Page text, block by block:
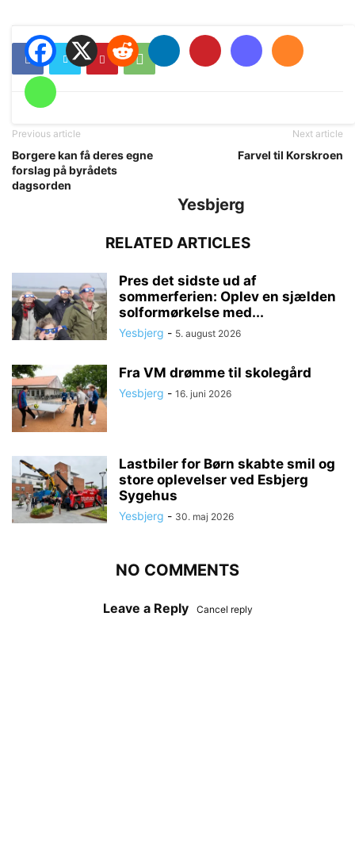
Previous article
Borgere kan få deres egne
forslag på byrådets
dagsorden
Next article
Farvel til Korskroen
Yesbjerg
RELATED ARTICLES
Pres det sidste ud af
sommerferien: Oplev en sjælden
solformørkelse med...
Yesbjerg - 5. august 2026
Fra VM drømme til skolegård
Yesbjerg - 16. juni 2026
Lastbiler for Børn skabte smil og
store oplevelser ved Esbjerg
Sygehus
Yesbjerg - 30. maj 2026
NO COMMENTS
Leave a Reply Cancel reply